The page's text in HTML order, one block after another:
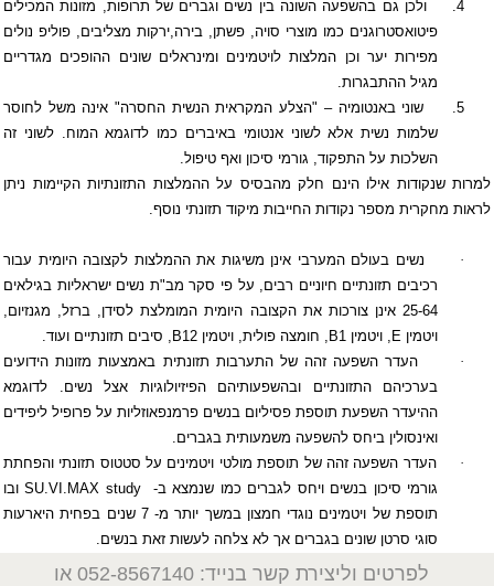
4.
ולכן גם בהשפעה השונה בין נשים וגברים של תרופות, מזונות המכילים
פיטואסטרוגנים כמו מוצרי סויה, פשתן, בירה,ירקות מצליבים, פוליפ נולים
מפירות יער וכן המלצות לויטמינים ומינראלים שונים ההופכים מגדריים
מגיל ההתבגרות.
5.
שוני באנטומיה – "הצלע המקראית הנשית החסרה" אינה משל לחוסר
שלמות נשית אלא לשוני אנטומי באיברים כמו לדוגמא המוח. לשוני זה
השלכות על התפקוד, גורמי סיכון ואף טיפול.
למרות שנקודות אילו הינם חלק מהבסיס על ההמלצות התזונתיות הקיימות ניתן
לראות מחקרית מספר נקודות החייבות מיקוד תזונתי נוסף.
·
נשים בעולם המערבי אינן משיגות את ההמלצות לקצובה היומית עבור
רכיבים תזונתיים חיוניים רבים, על פי סקר מב"ת נשים ישראליות בגילאים
25-64 אינן צורכות את הקצובה היומית המומלצת לסידן, ברזל, מגנזיום,
ויטמין E , ויטמין B1 , חומצה פולית, ויטמין B12
, סיבים תזונתיים ועוד.
·
העדר השפעה זהה של התערבות תזונתית באמצעות מזונות הידועים
בערכיהם התזונתיים ובהשפעותיהם הפיזיולוגיות אצל נשים. לדוגמא
ההיעדר השפעת תוספת פסיליום בנשים פרמנפאוזליות על פרופיל ליפידים
ואינסולין ביחס להשפעה משמעותית בגברים.
·
העדר השפעה זהה של תוספת מולטי ויטמינים על סטטוס תזונתי והפחתת
גורמי סיכון בנשים ויחס לגברים כמו שנמצא ב-
SU.VI.MAX study ובו
תוספת של ויטמינים נוגדי חמצון במשך יותר מ- 7 שנים בפחית היארעות
סוגי סרטן שונים בגברים אך לא צלחה לעשות זאת בנשים.
לפרטים וליצירת קשר בנייד: 052-8567140
או